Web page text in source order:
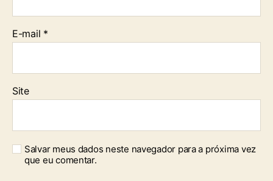
E-mail *
Site
Salvar meus dados neste navegador para a próxima vez
que eu comentar.